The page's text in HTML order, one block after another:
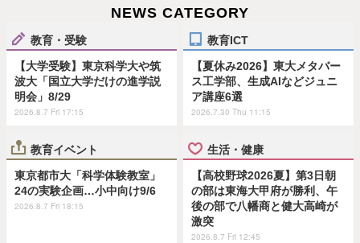
NEWS CATEGORY
教育・受験
【大学受験】東京科学大や筑
波大「国立大学だけの進学説
明会」8/29
2026.8.7 Fri 17:15
教育ICT
【夏休み2026】東大メタバー
ス工学部、生成AIなどジュニ
ア講座6選
2026.7.30 Thu 11:15
教育イベント
東京都市大「科学体験教室」
24の実験企画…小中向け9/6
2026.8.7 Fri 18:15
生活・健康
【高校野球2026夏】第3日朝
の部は東海大甲府が勝利、午
後の部で八幡商と健大高崎が
激突
2026.8.7 Fri 12:45